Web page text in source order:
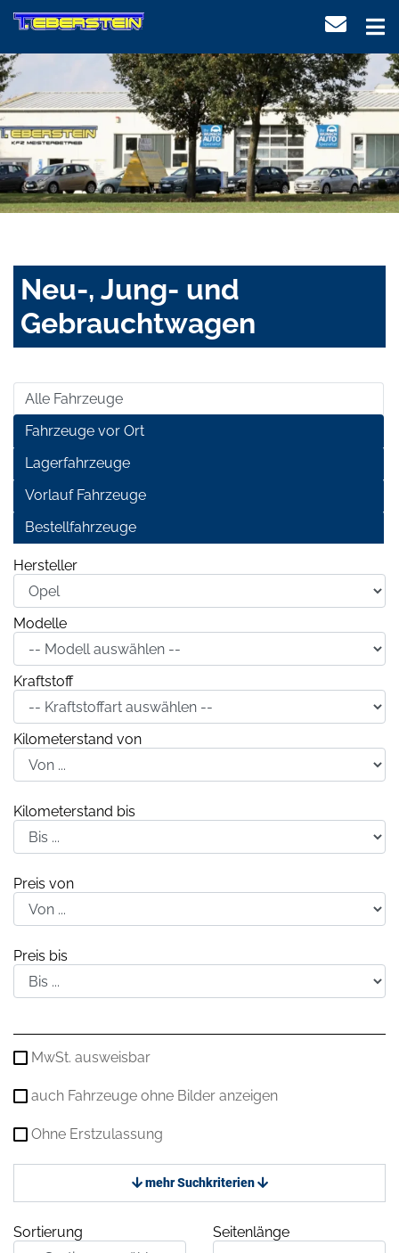
Neu-, Jung- und
Gebrauchtwagen
Alle Fahrzeuge
Fahrzeuge vor Ort
Lagerfahrzeuge
Vorlauf Fahrzeuge
Bestellfahrzeuge
Hersteller
Modelle
Kraftstoff
Kilometerstand von
Kilometerstand bis
Preis von
Preis bis
MwSt. ausweisbar
auch Fahrzeuge ohne Bilder anzeigen
Ohne Erstzulassung
mehr Suchkriterien
Sortierung Seitenlänge